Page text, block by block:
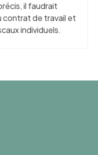
il faudrait
contrat de travail et
individuels.